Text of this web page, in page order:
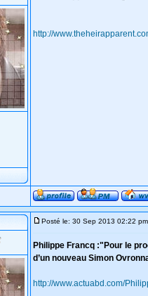
http://
Posté le: 30 Sep 2013 02:22 pm
Philippe Francq :"Pour le
d’un nouveau Simon
http://www.actuabd.com/